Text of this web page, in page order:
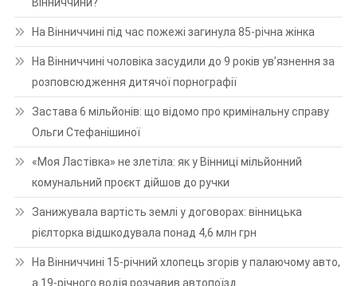
На Вінниччині під час пожежі загинула 85-річна жінка
На Вінниччині чоловіка засудили до 9 років ув’язнення за
розповсюдження дитячої порнографії
Застава 6 мільйонів: що відомо про кримінальну справу
Ольги Стефанішиної
«Моя Ластівка» не злетіла: як у Вінниці мільйонний
комунальний проєкт дійшов до ручки
Занижувала вартість землі у договорах: вінницька
рієлторка відшкодувала понад 4,6 млн грн
На Вінниччині 15-річний хлопець згорів у палаючому авто,
а 19-річного водія розчавив автопоїзд